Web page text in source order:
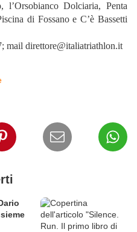
Dolciaria, Penta
di Fossano e C’è Bassetti
mail direttore@italiatriathlon.it